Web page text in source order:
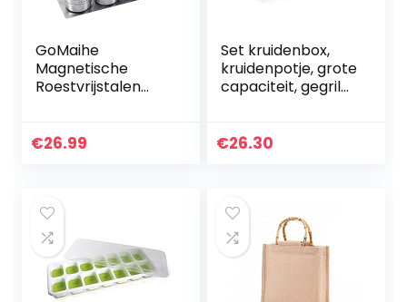
GoMaihe
Magnetische
Roestvrijstalen
kruidenpotjes
€26.99
Set kruidenbox,
kruidenpotje, grote
capaciteit, gegrild
kruidenbox
€26.30